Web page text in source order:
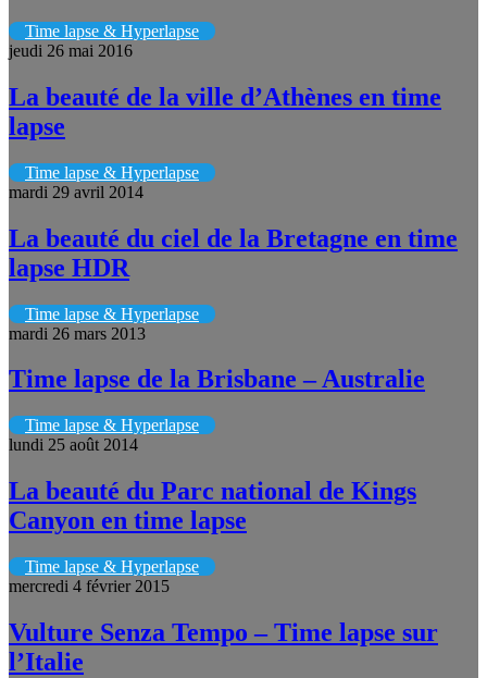
Time lapse & Hyperlapse
jeudi 26 mai 2016
La beauté de la ville d’Athènes en time
lapse
Time lapse & Hyperlapse
mardi 29 avril 2014
La beauté du ciel de la Bretagne en time
lapse HDR
Time lapse & Hyperlapse
mardi 26 mars 2013
Time lapse de la Brisbane – Australie
Time lapse & Hyperlapse
lundi 25 août 2014
La beauté du Parc national de Kings
Canyon en time lapse
Time lapse & Hyperlapse
mercredi 4 février 2015
Vulture Senza Tempo – Time lapse sur
l’Italie